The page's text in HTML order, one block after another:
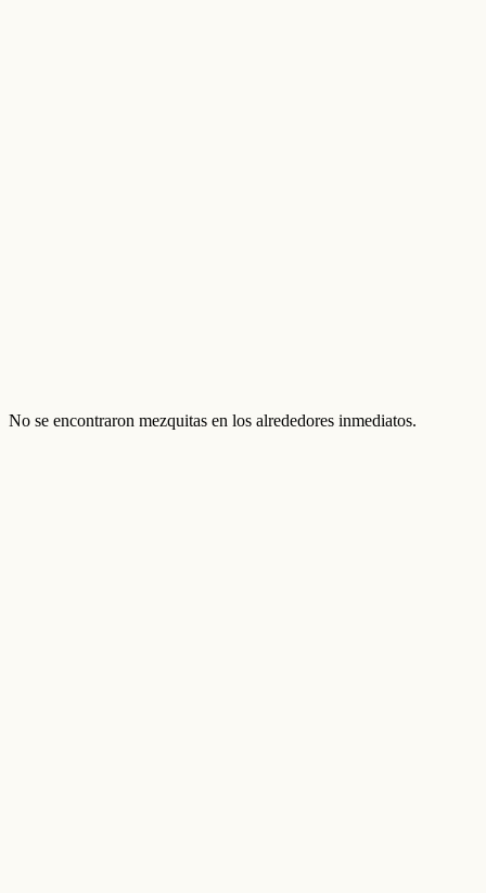
No se encontraron mezquitas en los alrededores inmediatos.